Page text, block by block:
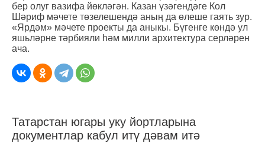
бер олуг вазифа йөкләгән. Казан үзәгендәге Кол
Шәриф мәчете төзелешендә аның да өлеше гаять зур.
«Ярдәм» мәчете проекты да аныкы. Бүгенге көндә ул
яшьләрне тәрбияли һәм милли архитектура серләрен
ача.
Татарстан югары уку йортларына
документлар кабул итү дәвам итә